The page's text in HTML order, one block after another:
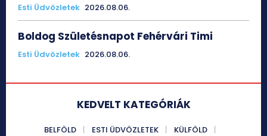
Esti Üdvözletek 2026.08.06.
Boldog Születésnapot Fehérvári Timi
Esti Üdvözletek 2026.08.06.
KEDVELT KATEGÓRIÁK
BELFÖLD ESTI ÜDVÖZLETEK
KÜLFÖLD